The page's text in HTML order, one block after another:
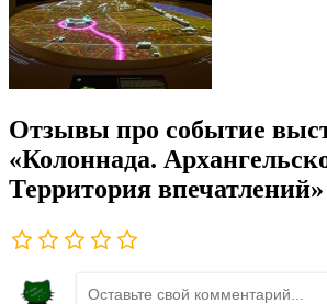
Отзывы про событие
«Колоннада.
Территория впечатлений»